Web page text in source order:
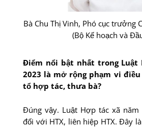
Bà Chu Thị Vinh, Phó cục trưởng
(Bộ Kế hoạch và
Điểm nổi bật nhất trong Luật
2023 là mở rộng phạm vi
tổ hợp tác, thưa bà?
Đúng vậy. Luật Hợp tác xã năm
đối với HTX, liên hiệp HTX. Đây